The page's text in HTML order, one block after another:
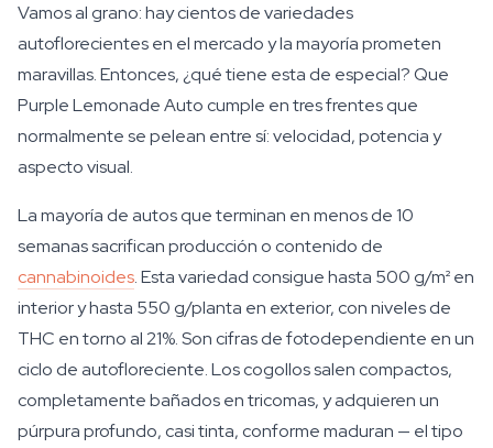
Vamos al grano: hay cientos de variedades
autoflorecientes en el mercado y la mayoría prometen
maravillas. Entonces, ¿qué tiene esta de especial? Que
Purple Lemonade Auto cumple en tres frentes que
normalmente se pelean entre sí: velocidad, potencia y
aspecto visual.
La mayoría de autos que terminan en menos de 10
semanas sacrifican producción o contenido de
cannabinoides. Esta variedad consigue hasta 500 g/m² en
interior y hasta 550 g/planta en exterior, con niveles de
THC en torno al 21%. Son cifras de fotodependiente en un
ciclo de autofloreciente. Los cogollos salen compactos,
completamente bañados en tricomas, y adquieren un
púrpura profundo, casi tinta, conforme maduran — el tipo